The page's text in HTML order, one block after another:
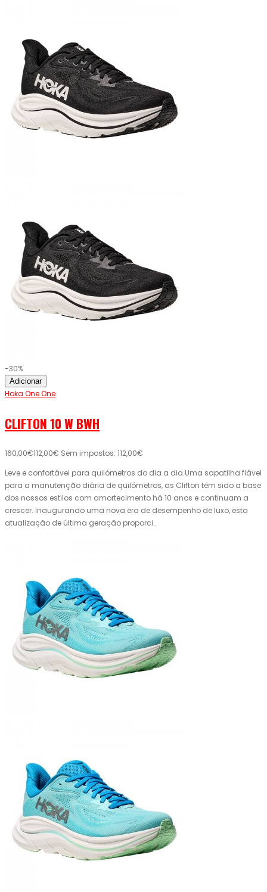
-30%
Adicionar
Hoka One One
CLIFTON 10 W BWH
160,00€112,00€ Sem impostos: 112,00€
Leve e confortável para quilómetros do dia a dia.Uma sapatilha fiável
para a manutenção diária de quilómetros, as Clifton têm sido a base
dos nossos estilos com amortecimento há 10 anos e continuam a
crescer. Inaugurando uma nova era de desempenho de luxo, esta
atualização de última geração proporci..